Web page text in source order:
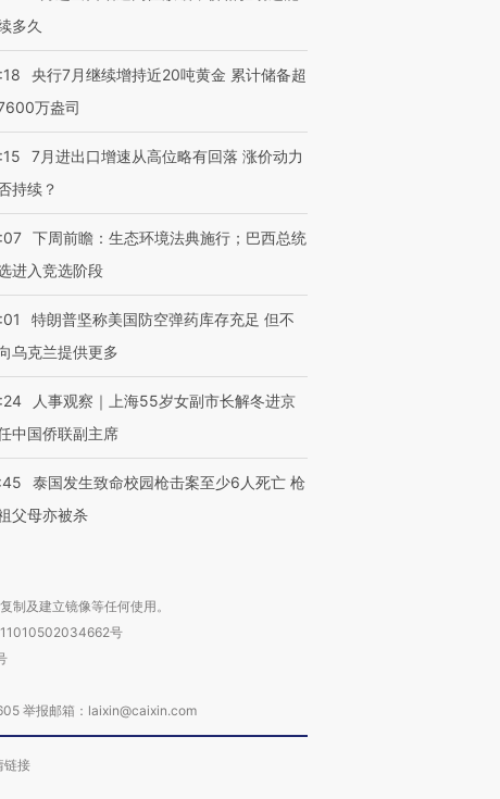
多久
央行7月继续增持近20吨黄金 累计储备超
万盎司
7月进出口增速从高位略有回落 涨价动力
持续？
下周前瞻：生态环境法典施行；巴西总统
进入竞选阶段
特朗普坚称美国防空弹药库存充足 但不
乌克兰提供更多
人事观察｜上海55岁女副市长解冬进京
中国侨联副主席
泰国发生致命校园枪击案至少6人死亡 枪
父母亦被杀
制及建立镜像等任何使用。
号
举报邮箱：laixin@caixin.com
链接